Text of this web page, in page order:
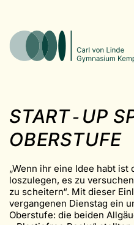
START‑UP
OBERSTUFE
„Wenn ihr eine Idee habt
loszulegen, es zu
zu scheitern“. Mit dieser
vergangenen Dienstag ein
Oberstufe: die beiden